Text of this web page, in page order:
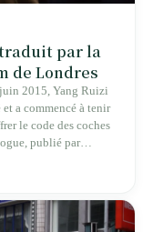
par la
de Londres
2015, Yang Ruizi
a commencé à tenir
le code des coches
publié par
traduit par Yang